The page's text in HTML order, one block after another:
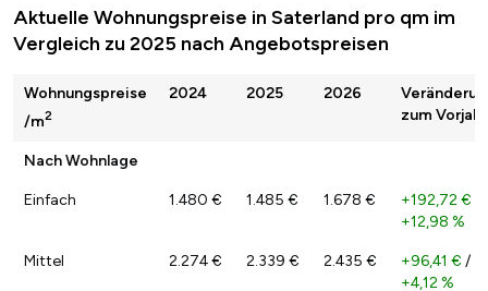
Aktuelle Wohnungspreise in Saterland pro qm im
Vergleich zu 2025 nach Angebotspreisen
Wohnungspreise
/m2
2024 2025 2026
zum Vorjahr
Nach Wohnlage
Einfach 1.480 € 1.485 € 1.678 € +192,72 €
+12,98 %
Mittel 2.274 € 2.339 € 2.435 € +96,41 € /
+4,12 %